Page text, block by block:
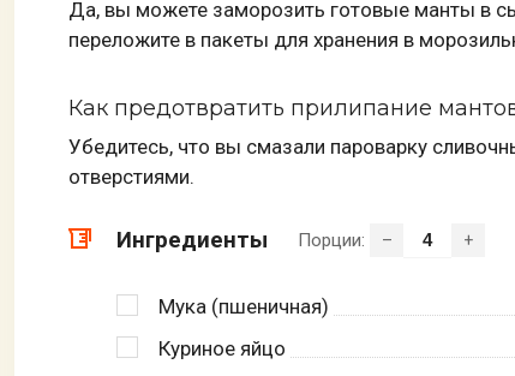
Да, вы можете заморозить готовые манты в
переложите в пакеты для хранения в
Как предотвратить прилипание
Убедитесь, что вы смазали пароварку
отверстиями.
Ингредиенты Порции: – +
Мука (пшеничная)
Куриное яйцо